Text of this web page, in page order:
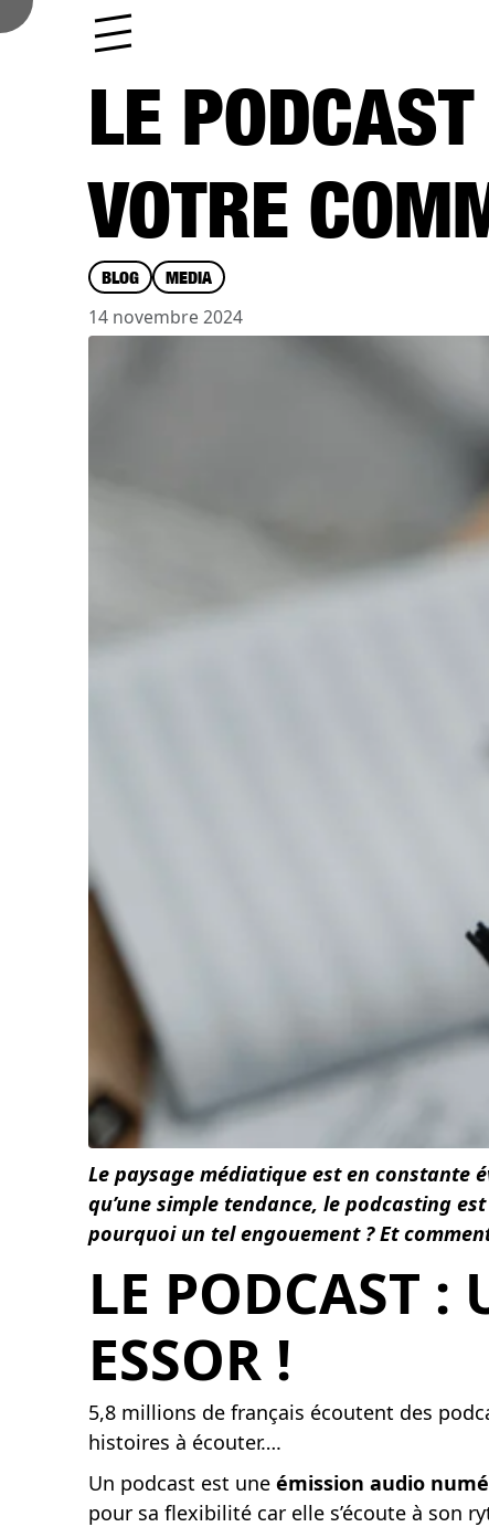
Aller au contenu
Skip to footer
LE
VOTRE
BLOG MEDIA
14 novembre 2024
Le paysage médiatique est en constante
qu’une simple tendance, le podcasting
pourquoi un tel engouement ? Et
LE PODCAST
ESSOR !
5,8 millions de français écoutent des
histoires à écouter….
Un podcast est une émission audio
pour sa flexibilité car elle s’écoute à son